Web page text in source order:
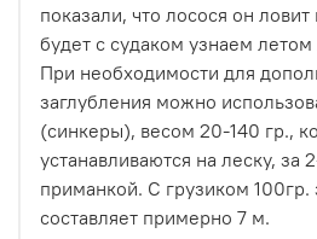
показали, что лосося он ловит
будет с судаком узнаем летом
При необходимости для
заглубления можно
(синкеры), весом 20-140 гр.,
устанавливаются на леску, за
приманкой. С грузиком 100гр.
составляет примерно 7 м.